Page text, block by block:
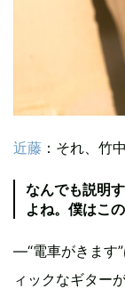
近藤 ：それ、竹
なんでも説明
よね。僕はこ
―“電車がきます
ィックなギター